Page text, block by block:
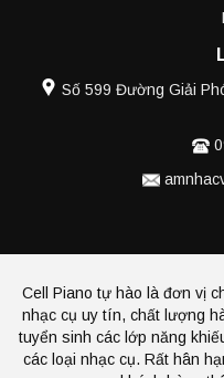
Số 599 Đường Giải
Cell Piano tự hào là đơn vị
nhạc cụ uy tín, chất lượng
tuyển sinh các lớp năng
các loại nhạc cụ. Rất hân